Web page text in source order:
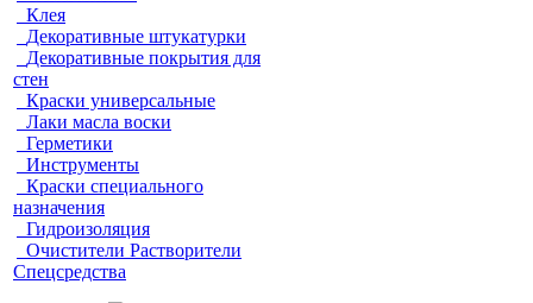
Клея
Декоративные штукатурки
Декоративные покрытия для
стен
Краски универсальные
Лаки масла воски
Герметики
Инструменты
Краски специального
назначения
Гидроизоляция
Очистители Растворители
Спецсредства